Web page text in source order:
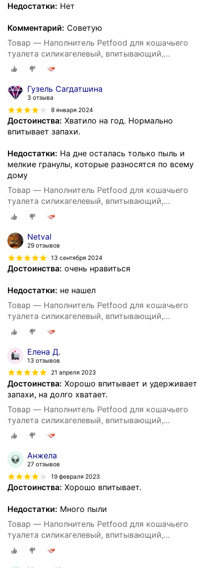
Недостатки: Нет
Комментарий: Советую
Товар — Наполнитель Petfood для кошачьего
туалета силикагелевый, впитывающий,
кристаллический, зеленые гранулы, 20 кг, 50 л.
Гузель Сагдатшина
3 отзыва
8 января 2024
Достоинства: Хватило на год. Нормально
впитывает запахи.
Недостатки: На дне осталась только пыль и
мелкие гранулы, которые разносятся по всему
дому
Товар — Наполнитель Petfood для кошачьего
туалета силикагелевый, впитывающий,
кристаллический, зеленые гранулы, 20 кг, 50 л.
Netval
29 отзывов
13 сентября 2024
Достоинства: очень нравиться
Недостатки: не нашел
Товар — Наполнитель Petfood для кошачьего
туалета силикагелевый, впитывающий,
кристаллический, зеленые гранулы, 20 кг, 50 л.
Елена Д.
13 отзывов
21 апреля 2023
Достоинства: Хорошо впитывает и удерживает
запахи, на долго хватает.
Товар — Наполнитель Petfood для кошачьего
туалета силикагелевый, впитывающий,
кристаллический, зеленые гранулы, 20 кг, 50 л.
Анжела
27 отзывов
19 февраля 2023
Достоинства: Хорошо впитывает.
Недостатки: Много пыли
Товар — Наполнитель Petfood для кошачьего
туалета силикагелевый, впитывающий,
кристаллический, зеленые гранулы, 20 кг, 50 л.